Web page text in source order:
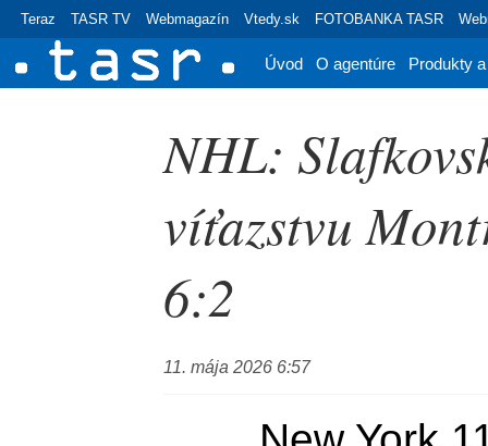
Teraz TASR TV Webmagazín Vtedy.sk FOTOBANKA TASR
Úvod O agentúre Produkty
NHL:
víťazstvu
6:2
11. mája 2026 6:57